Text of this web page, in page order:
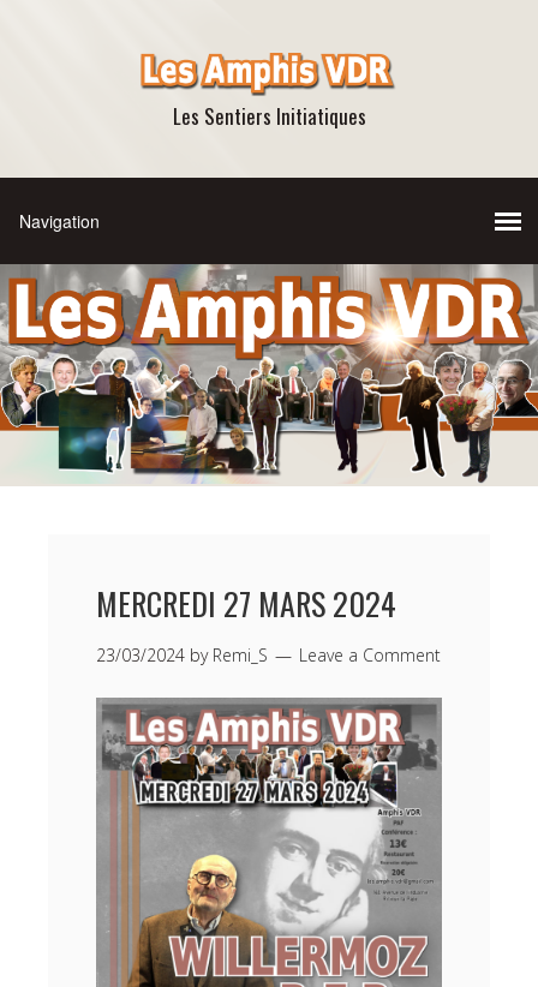
Les Sentiers Initiatiques
MERCREDI 27 MARS 2024
23/03/2024 by Remi_S Leave a Comment